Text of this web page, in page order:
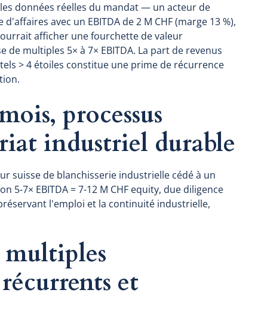
données réelles du mandat — un acteur de
avec un EBITDA de 2 M CHF (marge 13 %),
afficher une fourchette de valeur
de multiples 5× à 7× EBITDA. La part de revenus
> 4 étoiles constitue une prime de récurrence
processus
industriel durable
suisse de blanchisserie industrielle cédé à un
7× EBITDA = 7-12 M CHF equity, due diligence
l'emploi et la continuité industrielle,
multiples
et